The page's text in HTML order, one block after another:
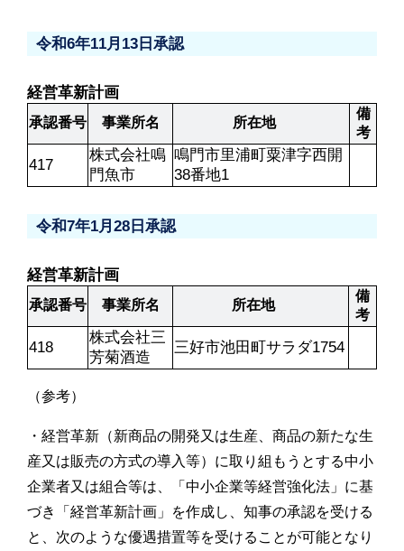
令和6年11月13日承認
経営革新計画
事業所名 所在地
備
考
417
株式会社鳴
門魚市
鳴門市里浦町粟津字西開
38番地1
令和7年1月28日承認
経営革新計画
事業所名 所在地
備
考
418
株式会社三
芳菊酒造
三好市池田町サラダ1754
（参考）
・経営革新（新商品の開発又は生産、商品の新たな生
産又は販売の方式の導入等）に取り組もうとする中小
企業者又は組合等は、「中小企業等経営強化法」に基
づき「経営革新計画」を作成し、知事の承認を受ける
と、次のような優遇措置等を受けることが可能となり